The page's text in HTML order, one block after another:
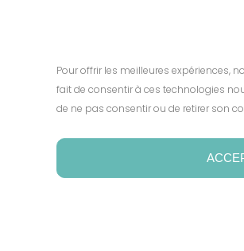
Pour offrir les meilleures expériences,
fait de consentir à ces technologies
de ne pas consentir ou de retirer son